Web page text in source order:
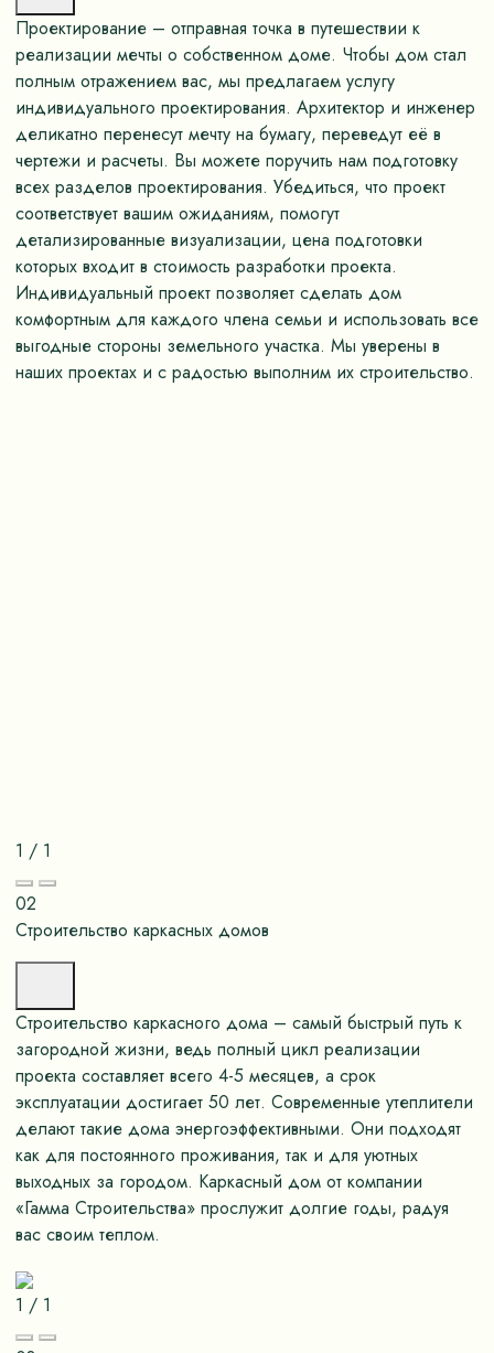
Проектирование – отправная точка в путешествии к
реализации мечты о собственном доме. Чтобы дом стал
полным отражением вас, мы предлагаем услугу
индивидуального проектирования. Архитектор и инженер
деликатно перенесут мечту на бумагу, переведут её в
чертежи и расчеты. Вы можете поручить нам подготовку
всех разделов проектирования. Убедиться, что проект
соответствует вашим ожиданиям, помогут
детализированные визуализации, цена подготовки
которых входит в стоимость разработки проекта.
Индивидуальный проект позволяет сделать дом
комфортным для каждого члена семьи и использовать все
выгодные стороны земельного участка. Мы уверены в
наших проектах и с радостью выполним их строительство.
1 / 1
02
Строительство каркасных домов
Строительство каркасного дома – самый быстрый путь к
загородной жизни, ведь полный цикл реализации
проекта составляет всего 4-5 месяцев, а срок
эксплуатации достигает 50 лет. Современные утеплители
делают такие дома энергоэффективными. Они подходят
как для постоянного проживания, так и для уютных
выходных за городом. Каркасный дом от компании
«Гамма Строительства» прослужит долгие годы, радуя
вас своим теплом.
1 / 1